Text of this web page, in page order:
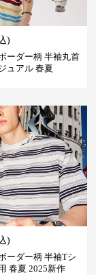
)
ーダー柄 半袖丸首
ュアル 春夏
)
ーダー柄 半袖Tシ
春夏 2025新作